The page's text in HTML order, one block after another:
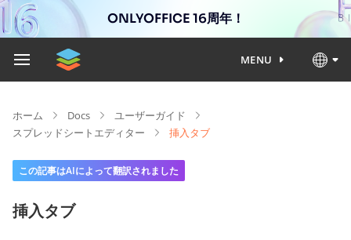
ONLYOFFICE 16周年！
MENU
ホーム Docs
ユーザーガイド
スプレッドシートエディター
挿入タブ
この記事はAIによって翻訳されました
挿入タブ